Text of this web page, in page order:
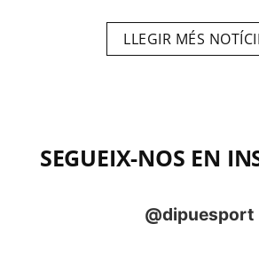
LLEGIR MÉS
SEGUEIX-NOS EN